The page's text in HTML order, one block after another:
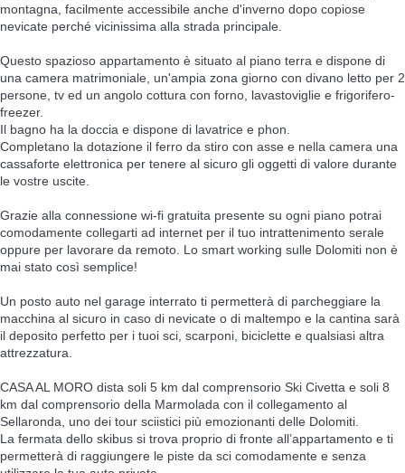
montagna, facilmente accessibile anche d'inverno dopo copiose
nevicate perché vicinissima alla strada principale.
Questo spazioso appartamento è situato al piano terra e dispone di
una camera matrimoniale, un'ampia zona giorno con divano letto per 2
persone, tv ed un angolo cottura con forno, lavastoviglie e frigorifero-
freezer.
Il bagno ha la doccia e dispone di lavatrice e phon.
Completano la dotazione il ferro da stiro con asse e nella camera una
cassaforte elettronica per tenere al sicuro gli oggetti di valore durante
le vostre uscite.
Grazie alla connessione wi-fi gratuita presente su ogni piano potrai
comodamente collegarti ad internet per il tuo intrattenimento serale
oppure per lavorare da remoto. Lo smart working sulle Dolomiti non è
mai stato così semplice!
Un posto auto nel garage interrato ti permetterà di parcheggiare la
macchina al sicuro in caso di nevicate o di maltempo e la cantina sarà
il deposito perfetto per i tuoi sci, scarponi, biciclette e qualsiasi altra
attrezzatura.
CASA AL MORO dista soli 5 km dal comprensorio Ski Civetta e soli 8
km dal comprensorio della Marmolada con il collegamento al
Sellaronda, uno dei tour sciistici più emozionanti delle Dolomiti.
La fermata dello skibus si trova proprio di fronte all’appartamento e ti
permetterà di raggiungere le piste da sci comodamente e senza